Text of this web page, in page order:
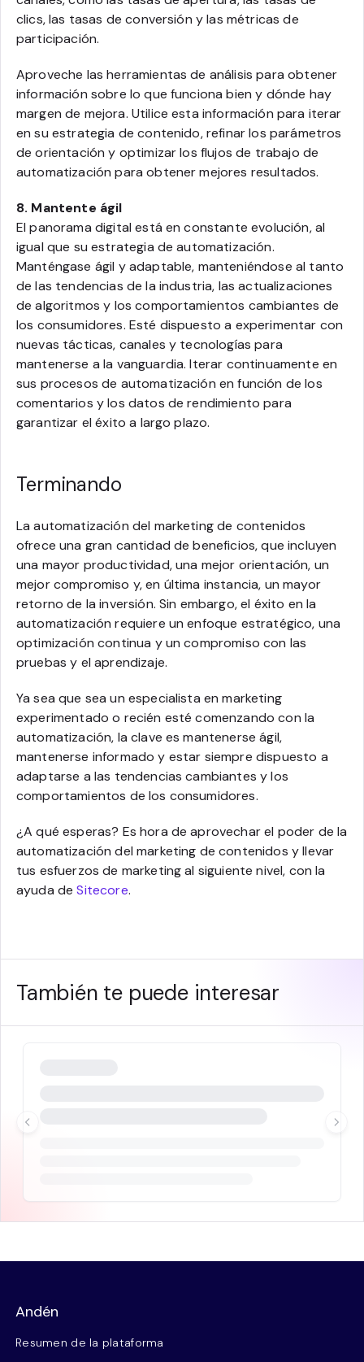
clics, las tasas de conversión y las métricas de
participación.
Aproveche las herramientas de análisis para obtener
información sobre lo que funciona bien y dónde hay
margen de mejora. Utilice esta información para iterar
en su estrategia de contenido, refinar los parámetros
de orientación y optimizar los flujos de trabajo de
automatización para obtener mejores resultados.
8. Mantente ágil
El panorama digital está en constante evolución, al
igual que su estrategia de automatización.
Manténgase ágil y adaptable, manteniéndose al tanto
de las tendencias de la industria, las actualizaciones
de algoritmos y los comportamientos cambiantes de
los consumidores. Esté dispuesto a experimentar con
nuevas tácticas, canales y tecnologías para
mantenerse a la vanguardia. Iterar continuamente en
sus procesos de automatización en función de los
comentarios y los datos de rendimiento para
garantizar el éxito a largo plazo.
Terminando
La automatización del marketing de contenidos
ofrece una gran cantidad de beneficios, que incluyen
una mayor productividad, una mejor orientación, un
mejor compromiso y, en última instancia, un mayor
retorno de la inversión. Sin embargo, el éxito en la
automatización requiere un enfoque estratégico, una
optimización continua y un compromiso con las
pruebas y el aprendizaje.
Ya sea que sea un especialista en marketing
experimentado o recién esté comenzando con la
automatización, la clave es mantenerse ágil,
mantenerse informado y estar siempre dispuesto a
adaptarse a las tendencias cambiantes y los
comportamientos de los consumidores.
¿A qué esperas? Es hora de aprovechar el poder de la
automatización del marketing de contenidos y llevar
tus esfuerzos de marketing al siguiente nivel, con la
ayuda deSitecore.
También te puede interesar
Andén
Resumen de la plataforma